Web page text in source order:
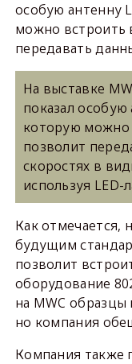
особую антенну
можно встроить
передавать
На выставке
показал
которую можно
позволит
скоростях в
используя LED-
Как отмечается,
будущим
позволит
оборудование
на MWC
но компания
Компания также